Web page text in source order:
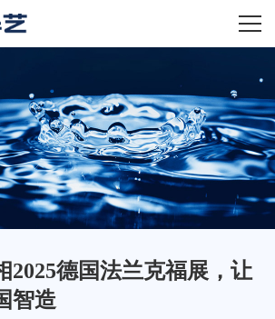
2025德国法兰克福展，让
智造